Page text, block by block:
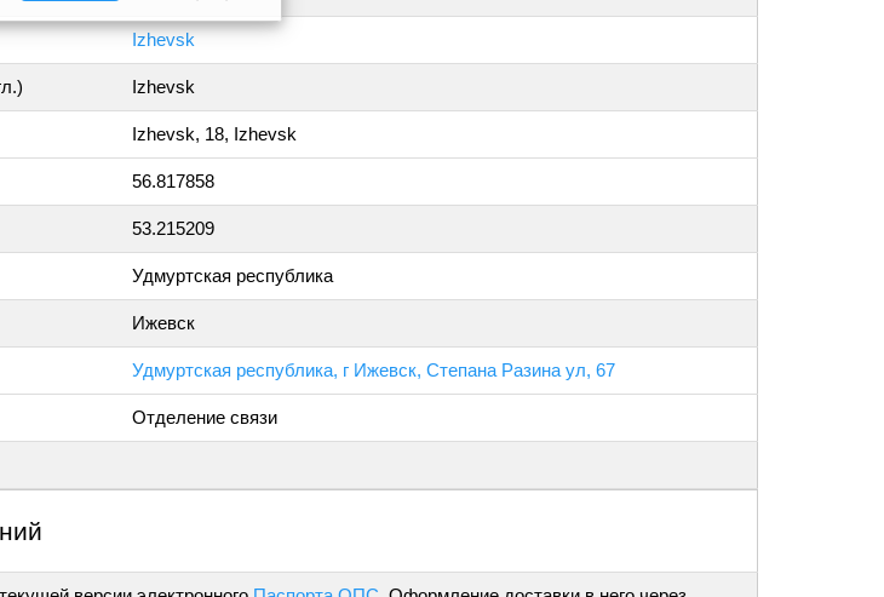
Izhevsk
Izhevsk
Izhevsk, 18, Izhevsk
56.817858
53.215209
Удмуртская республика
Ижевск
Удмуртская республика, г Ижевск, Степана Разина ул, 67
Отделение связи